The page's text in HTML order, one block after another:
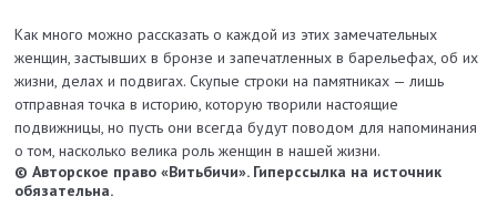
Как много можно рассказать о каждой из этих замечательных
женщин, застывших в бронзе и запечатленных в барельефах, об их
жизни, делах и подвигах. Скупые строки на памятниках — лишь
отправная точка в историю, которую творили настоящие
подвижницы, но пусть они всегда будут поводом для напоминания
о том, насколько велика роль женщин в нашей жизни.
© Авторское право «Витьбичи». Гиперссылка на источник
обязательна.